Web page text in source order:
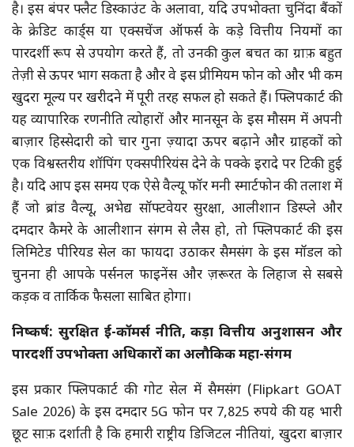
है। इस बंपर फ्लैट डिस्काउंट के अलावा, यदि उपभोक्ता चुनिंदा बैंकों
के क्रेडिट कार्ड्स या एक्सचेंज ऑफर्स के कड़े वित्तीय नियमों का
पारदर्शी रूप से उपयोग करते हैं, तो उनकी कुल बचत का ग्राफ़ बहुत
तेज़ी से ऊपर भाग सकता है और वे इस प्रीमियम फोन को और भी कम
खुदरा मूल्य पर खरीदने में पूरी तरह सफल हो सकते हैं। फ्लिपकार्ट की
यह व्यापारिक रणनीति त्योहारों और मानसून के इस मौसम में अपनी
बाज़ार हिस्सेदारी को चार गुना ज़्यादा ऊपर बढ़ाने और ग्राहकों को
एक विश्वस्तरीय शॉपिंग एक्सपीरियंस देने के पक्के इरादे पर टिकी हुई
है। यदि आप इस समय एक ऐसे वैल्यू फॉर मनी स्मार्टफोन की तलाश में
हैं जो ब्रांड वैल्यू, अभेद्य सॉफ्टवेयर सुरक्षा, आलीशान डिस्प्ले और
दमदार कैमरे के आलीशान संगम से लैस हो, तो फ्लिपकार्ट की इस
लिमिटेड पीरियड सेल का फायदा उठाकर सैमसंग के इस मॉडल को
चुनना ही आपके पर्सनल फाइनेंस और ज़रूरत के लिहाज से सबसे
कड़क व तार्किक फैसला साबित होगा।
निष्कर्ष: सुरक्षित ई-कॉमर्स नीति, कड़ा वित्तीय अनुशासन और
पारदर्शी उपभोक्ता अधिकारों का अलौकिक महा-संगम
इस प्रकार फ्लिपकार्ट की गोट सेल में सैमसंग (Flipkart GOAT
Sale 2026) के इस दमदार 5G फोन पर 7,825 रुपये की यह भारी
छूट साफ़ दर्शाती है कि हमारी राष्ट्रीय डिजिटल नीतियां, खुदरा बाज़ार